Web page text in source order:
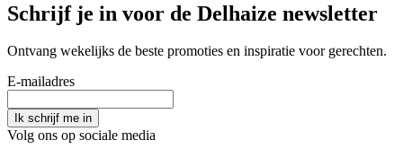
Schrijf je in voor de Delhaize newsletter
Ontvang wekelijks de beste promoties en inspiratie voor gerechten.
E-mailadres
Ik schrijf me in
Volg ons op sociale media